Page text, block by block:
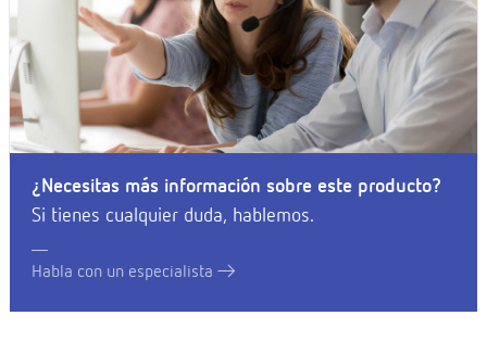
¿Necesitas más información sobre este producto?
Si tienes cualquier duda, hablemos.
Habla con un especialista